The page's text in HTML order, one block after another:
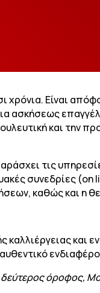
χρόνια. Είναι
ασκήσεως
και την
τις
συνεδρίες
καθώς και η
καλλιέργειας
δεύτερος όροφος,